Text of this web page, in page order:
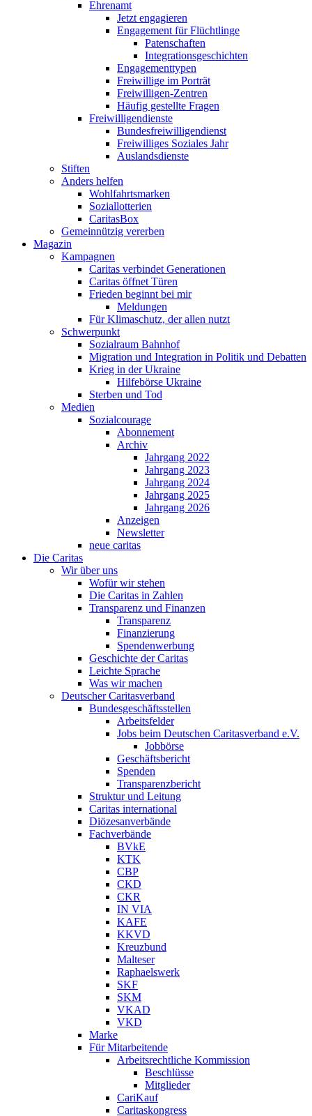
Ehrenamt
Jetzt engagieren
Engagement für Flüchtlinge
Patenschaften
Integrationsgeschichten
Engagementtypen
Freiwillige im Porträt
Freiwilligen-Zentren
Häufig gestellte Fragen
Freiwilligendienste
Bundesfreiwilligendienst
Freiwilliges Soziales Jahr
Auslandsdienste
Stiften
Anders helfen
Wohlfahrtsmarken
Soziallotterien
CaritasBox
Gemeinnützig vererben
Magazin
Kampagnen
Caritas verbindet Generationen
Caritas öffnet Türen
Frieden beginnt bei mir
Meldungen
Für Klimaschutz, der allen nutzt
Schwerpunkt
Sozialraum Bahnhof
Migration und Integration in Politik und Debatten
Krieg in der Ukraine
Hilfebörse Ukraine
Sterben und Tod
Medien
Sozialcourage
Abonnement
Archiv
Jahrgang 2022
Jahrgang 2023
Jahrgang 2024
Jahrgang 2025
Jahrgang 2026
Anzeigen
Newsletter
neue caritas
Die Caritas
Wir über uns
Wofür wir stehen
Die Caritas in Zahlen
Transparenz und Finanzen
Transparenz
Finanzierung
Spendenwerbung
Geschichte der Caritas
Leichte Sprache
Was wir machen
Deutscher Caritasverband
Bundesgeschäftsstellen
Arbeitsfelder
Jobs beim Deutschen Caritasverband e.V.
Jobbörse
Geschäftsbericht
Spenden
Transparenzbericht
Struktur und Leitung
Caritas international
Diözesanverbände
Fachverbände
BVkE
KTK
CBP
CKD
CKR
IN VIA
KAFE
KKVD
Kreuzbund
Malteser
Raphaelswerk
SKF
SKM
VKAD
VKD
Marke
Für Mitarbeitende
Arbeitsrechtliche Kommission
Beschlüsse
Mitglieder
CariKauf
Caritaskongress